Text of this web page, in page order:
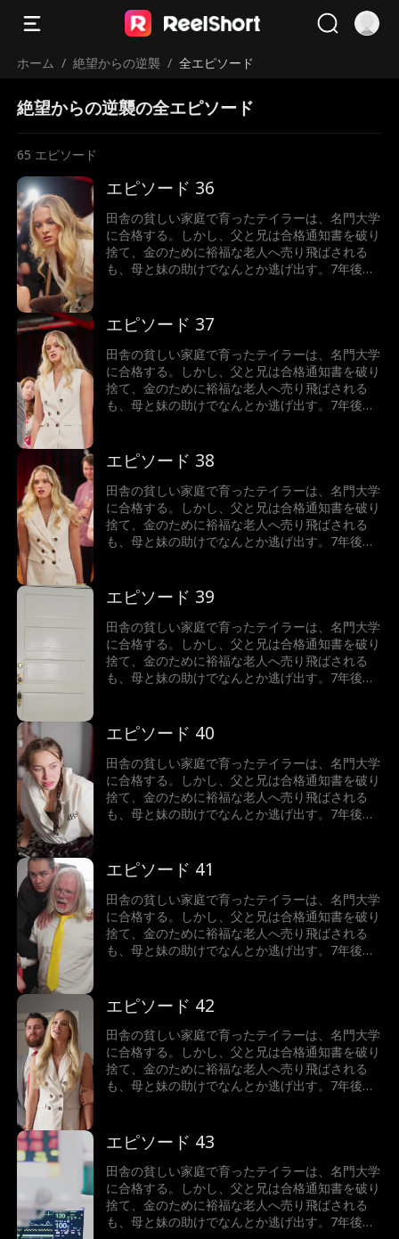
ホーム / 絶望からの逆襲 / 全エピソード
絶望からの逆襲の全エピソード
65 エピソード
エピソード 36
田舎の貧しい家庭で育ったテイラーは、名門大学
に合格する。しかし、父と兄は合格通知書を破り
捨て、金のために裕福な老人へ売り飛ばされる
も、母と妹の助けでなんとか逃げ出す。7年後、
よって売り飛ばされた妹の姿だった。怒りに燃え
るテイラーは、正義の鉄槌を下すことができるの
か！
エピソード 37
田舎の貧しい家庭で育ったテイラーは、名門大学
に合格する。しかし、父と兄は合格通知書を破り
捨て、金のために裕福な老人へ売り飛ばされる
も、母と妹の助けでなんとか逃げ出す。7年後、
よって売り飛ばされた妹の姿だった。怒りに燃え
るテイラーは、正義の鉄槌を下すことができるの
か！
エピソード 38
田舎の貧しい家庭で育ったテイラーは、名門大学
に合格する。しかし、父と兄は合格通知書を破り
捨て、金のために裕福な老人へ売り飛ばされる
も、母と妹の助けでなんとか逃げ出す。7年後、
よって売り飛ばされた妹の姿だった。怒りに燃え
るテイラーは、正義の鉄槌を下すことができるの
か！
エピソード 39
田舎の貧しい家庭で育ったテイラーは、名門大学
に合格する。しかし、父と兄は合格通知書を破り
捨て、金のために裕福な老人へ売り飛ばされる
も、母と妹の助けでなんとか逃げ出す。7年後、
よって売り飛ばされた妹の姿だった。怒りに燃え
るテイラーは、正義の鉄槌を下すことができるの
か！
エピソード 40
田舎の貧しい家庭で育ったテイラーは、名門大学
に合格する。しかし、父と兄は合格通知書を破り
捨て、金のために裕福な老人へ売り飛ばされる
も、母と妹の助けでなんとか逃げ出す。7年後、
よって売り飛ばされた妹の姿だった。怒りに燃え
るテイラーは、正義の鉄槌を下すことができるの
か！
エピソード 41
田舎の貧しい家庭で育ったテイラーは、名門大学
に合格する。しかし、父と兄は合格通知書を破り
捨て、金のために裕福な老人へ売り飛ばされる
も、母と妹の助けでなんとか逃げ出す。7年後、
よって売り飛ばされた妹の姿だった。怒りに燃え
るテイラーは、正義の鉄槌を下すことができるの
か！
エピソード 42
田舎の貧しい家庭で育ったテイラーは、名門大学
に合格する。しかし、父と兄は合格通知書を破り
捨て、金のために裕福な老人へ売り飛ばされる
も、母と妹の助けでなんとか逃げ出す。7年後、
よって売り飛ばされた妹の姿だった。怒りに燃え
るテイラーは、正義の鉄槌を下すことができるの
か！
エピソード 43
田舎の貧しい家庭で育ったテイラーは、名門大学
に合格する。しかし、父と兄は合格通知書を破り
捨て、金のために裕福な老人へ売り飛ばされる
も、母と妹の助けでなんとか逃げ出す。7年後、